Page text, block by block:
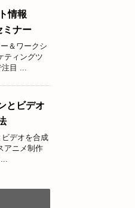
情報
ミナー
＆ワークシ
ティングツ
注目 ...
とビデオ
デオを合成
アニメ制作